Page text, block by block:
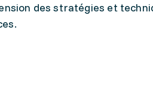
des stratégies et